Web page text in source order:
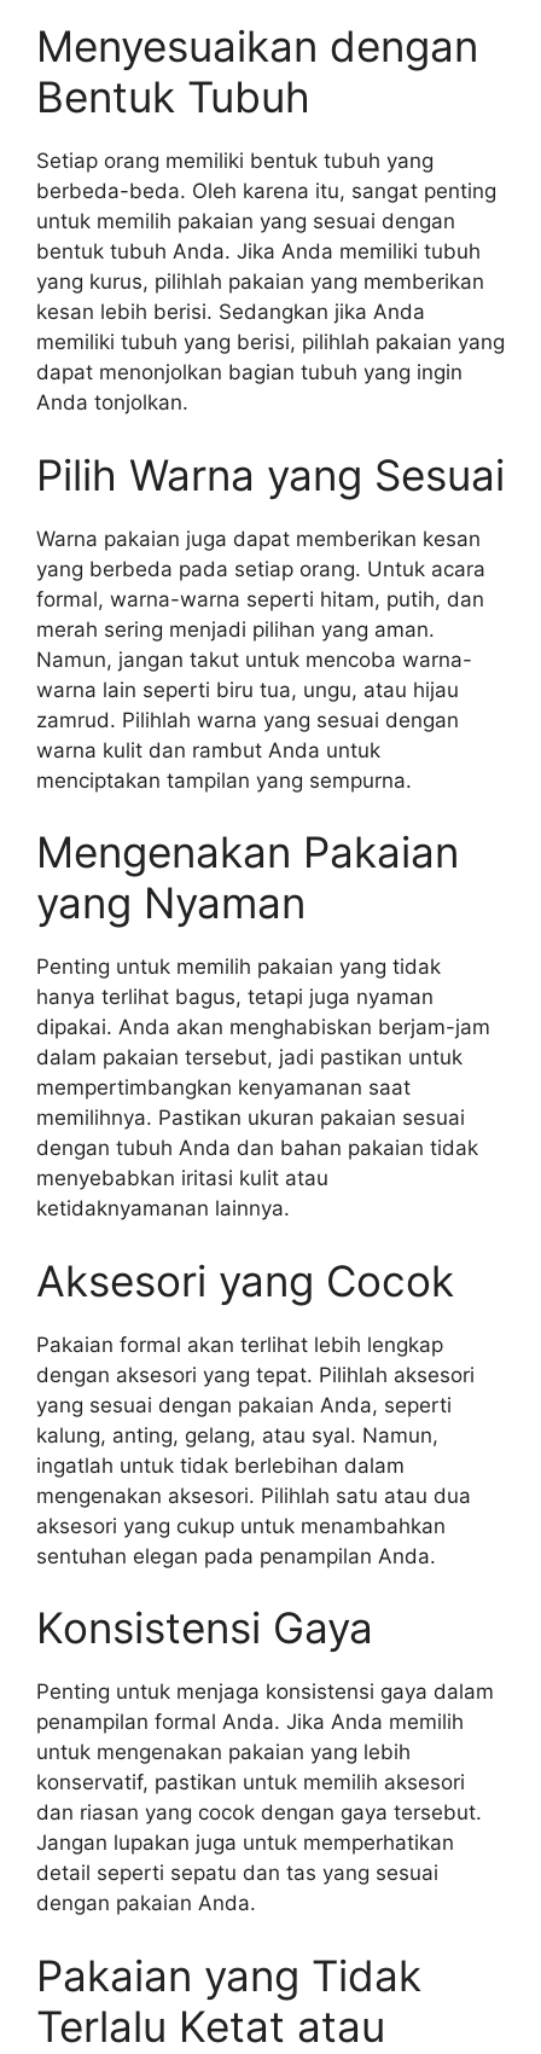
Menyesuaikan dengan
Bentuk Tubuh
Setiap orang memiliki bentuk tubuh yang
berbeda-beda. Oleh karena itu, sangat penting
untuk memilih pakaian yang sesuai dengan
bentuk tubuh Anda. Jika Anda memiliki tubuh
yang kurus, pilihlah pakaian yang memberikan
kesan lebih berisi. Sedangkan jika Anda
memiliki tubuh yang berisi, pilihlah pakaian yang
dapat menonjolkan bagian tubuh yang ingin
Anda tonjolkan.
Pilih Warna yang Sesuai
Warna pakaian juga dapat memberikan kesan
yang berbeda pada setiap orang. Untuk acara
formal, warna-warna seperti hitam, putih, dan
merah sering menjadi pilihan yang aman.
Namun, jangan takut untuk mencoba warna-
warna lain seperti biru tua, ungu, atau hijau
zamrud. Pilihlah warna yang sesuai dengan
warna kulit dan rambut Anda untuk
menciptakan tampilan yang sempurna.
Mengenakan Pakaian
yang Nyaman
Penting untuk memilih pakaian yang tidak
hanya terlihat bagus, tetapi juga nyaman
dipakai. Anda akan menghabiskan berjam-jam
dalam pakaian tersebut, jadi pastikan untuk
mempertimbangkan kenyamanan saat
memilihnya. Pastikan ukuran pakaian sesuai
dengan tubuh Anda dan bahan pakaian tidak
menyebabkan iritasi kulit atau
ketidaknyamanan lainnya.
Aksesori yang Cocok
Pakaian formal akan terlihat lebih lengkap
dengan aksesori yang tepat. Pilihlah aksesori
yang sesuai dengan pakaian Anda, seperti
kalung, anting, gelang, atau syal. Namun,
ingatlah untuk tidak berlebihan dalam
mengenakan aksesori. Pilihlah satu atau dua
aksesori yang cukup untuk menambahkan
sentuhan elegan pada penampilan Anda.
Konsistensi Gaya
Penting untuk menjaga konsistensi gaya dalam
penampilan formal Anda. Jika Anda memilih
untuk mengenakan pakaian yang lebih
konservatif, pastikan untuk memilih aksesori
dan riasan yang cocok dengan gaya tersebut.
Jangan lupakan juga untuk memperhatikan
detail seperti sepatu dan tas yang sesuai
dengan pakaian Anda.
Pakaian yang Tidak
Terlalu Ketat atau